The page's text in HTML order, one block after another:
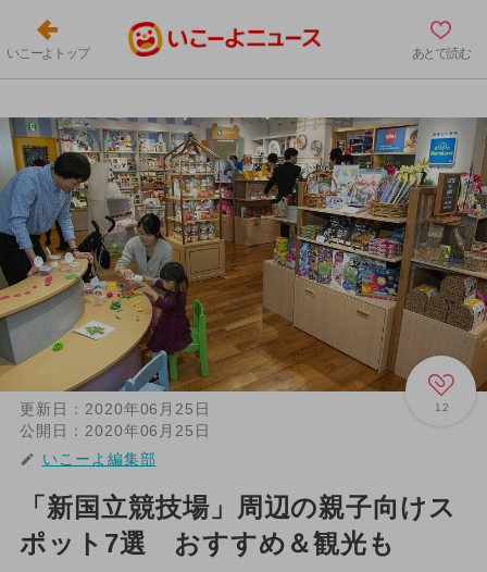
いこーよトップ あとで読む
12
更新日： 2020年06月25日
公開日： 2020年06月25日
いこーよ編集部
「新国立競技場」周辺の親子向けス
ポット7選 おすすめ＆観光も